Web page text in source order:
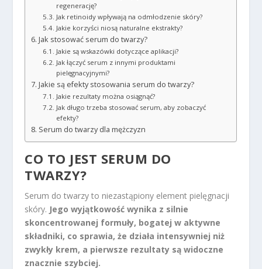
regenerację?
Jak retinoidy wpływają na odmłodzenie skóry?
Jakie korzyści niosą naturalne ekstrakty?
Jak stosować serum do twarzy?
Jakie są wskazówki dotyczące aplikacji?
Jak łączyć serum z innymi produktami
pielęgnacyjnymi?
Jakie są efekty stosowania serum do twarzy?
Jakie rezultaty można osiągnąć?
Jak długo trzeba stosować serum, aby zobaczyć
efekty?
Serum do twarzy dla mężczyzn
CO TO JEST SERUM DO
TWARZY?
Serum do twarzy to niezastąpiony element pielęgnacji
skóry. Jego wyjątkowość wynika z silnie
skoncentrowanej formuły, bogatej w aktywne
składniki, co sprawia, że działa intensywniej niż
zwykły krem, a pierwsze rezultaty są widoczne
znacznie szybciej.